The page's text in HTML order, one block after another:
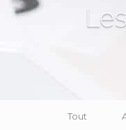
Tout